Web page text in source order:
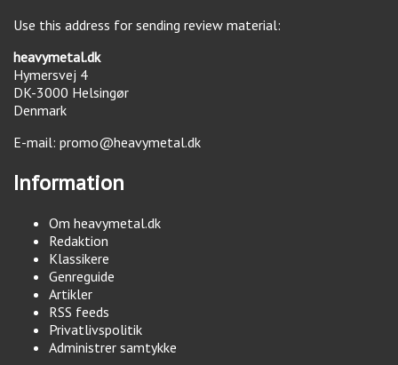
Use this address for sending review material:
heavymetal.dk
Hymersvej 4
DK-3000 Helsingør
Denmark
E-mail: promo@heavymetal.dk
Information
Om heavymetal.dk
Redaktion
Klassikere
Genreguide
Artikler
RSS feeds
Privatlivspolitik
Administrer samtykke